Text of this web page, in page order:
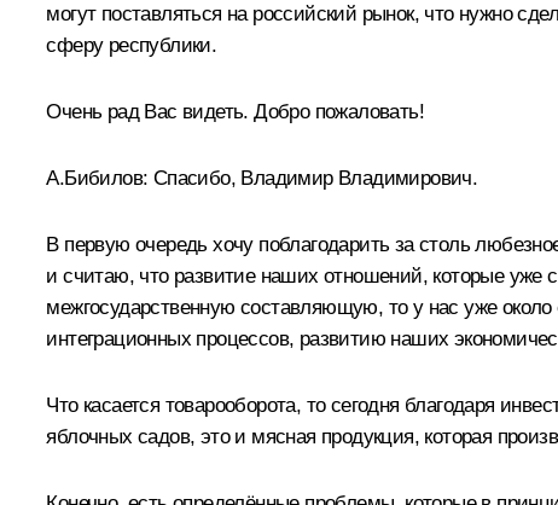
могут поставляться на российский рынок, что нужно
сферу республики.
Очень рад Вас видеть. Добро пожаловать!
А.Бибилов: Спасибо, Владимир Владимирович.
В первую очередь хочу поблагодарить за столь
и считаю, что развитие наших отношений, которые уже
межгосударственную составляющую, то у нас уже
интеграционных процессов, развитию наших
Что касается товарооборота, то сегодня благодаря
яблочных садов, это и мясная продукция, которая